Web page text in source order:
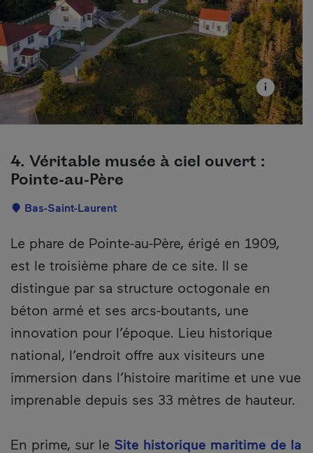
4. Véritable musée à ciel ouvert :
Pointe-au-Père
Localisation
Bas-Saint-Laurent
Description
Le phare de Pointe-au-Père, érigé en 1909,
est le troisième phare de ce site. Il se
distingue par sa structure octogonale en
béton armé et ses arcs-boutants, une
innovation pour l’époque. Lieu historique
national, l’endroit offre aux visiteurs une
immersion dans l’histoire maritime et une vue
imprenable depuis ses 33 mètres de hauteur.
En prime, sur le Site historique maritime de la